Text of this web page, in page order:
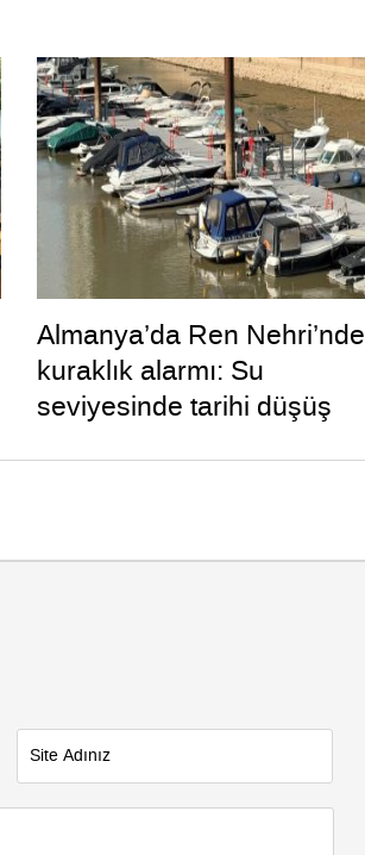
Almanya’da Ren Nehri’nde
kuraklık alarmı: Su
seviyesinde tarihi düşüş